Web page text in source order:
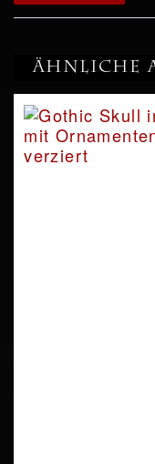
Ähnliche